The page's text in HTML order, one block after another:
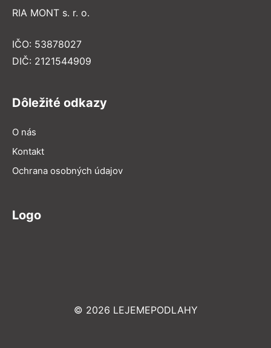
RIA MONT s. r. o.
IČO: 53878027
DIČ: 2121544909
Dôležité odkazy
O nás
Kontakt
Ochrana osobných údajov
Logo
© 2026 LEJEMEPODLAHY